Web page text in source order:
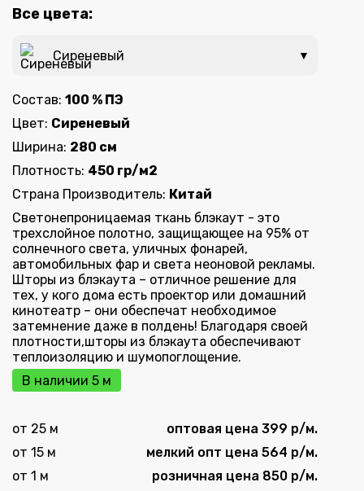
Все цвета:
Сиреневый ▼
Состав: 100 % ПЭ
Цвет: Сиреневый
Ширина: 280 см
Плотность: 450 гр/м2
Страна Производитель: Китай
Светонепроницаемая ткань блэкаут - это
трехслойное полотно, защищающее на 95% от
солнечного света, уличных фонарей,
автомобильных фар и света неоновой рекламы.
Шторы из блэкаута – отличное решение для
тех, у кого дома есть проектор или домашний
кинотеатр – они обеспечат необходимое
затемнение даже в полдень! Благодаря своей
плотности,шторы из блэкаута обеспечивают
теплоизоляцию и шумопоглощение.
В наличии 5 м
от 25 м
оптовая цена 399 р/м.
от 15 м
мелкий опт цена 564 р/м.
от 1 м
розничная цена 850 р/м.